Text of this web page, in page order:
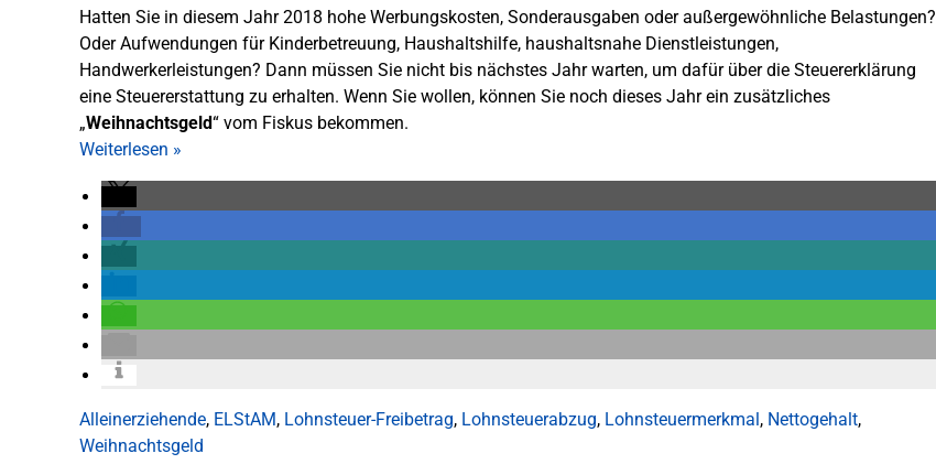
Hatten Sie in diesem Jahr 2018 hohe Werbungskosten, Sonderausgaben oder außergewöhnliche Belastungen?
Oder Aufwendungen für Kinderbetreuung, Haushaltshilfe, haushaltsnahe Dienstleistungen,
Handwerkerleistungen? Dann müssen Sie nicht bis nächstes Jahr warten, um dafür über die Steuererklärung
eine Steuererstattung zu erhalten. Wenn Sie wollen, können Sie noch dieses Jahr ein zusätzliches
„Weihnachtsgeld“ vom Fiskus bekommen.
Weiterlesen »
Alleinerziehende, ELStAM, Lohnsteuer-Freibetrag, Lohnsteuerabzug, Lohnsteuermerkmal, Nettogehalt,
Weihnachtsgeld